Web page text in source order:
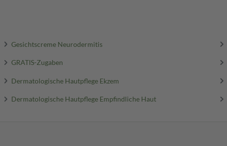
Gesichtscreme Neurodermitis
GRATIS-Zugaben
Dermatologische Hautpflege Ekzem
Dermatologische Hautpflege Empfindliche Haut